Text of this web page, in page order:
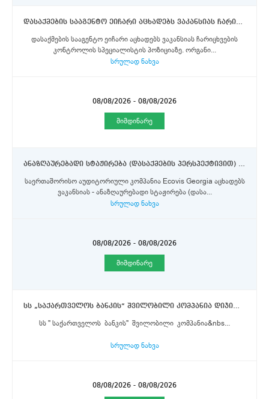
დასაქმების სააგენტო ეიჩარი აცხადებს ვაკანსიას ჩარიცხვების კონტროლის სპეციალისტის პოზიციაზე.
დასაქმების სააგენტო ეიჩარი აცხადებს ვაკანსიას ჩარიცხვების
კონტროლის სპეციალისტის პოზიციაზე. ორგანი...
სრულად ნახვა
08/08/2026 - 08/08/2026
მიმდინარე
ანაზღაურებადი სტაჟირება (დასაქმების პერსპექტივით) საგადასახადო და ბუღალტრული მიმართულებით (კომპანია Ecovis Georgia)
საერთაშორისო აუდიტორიული კომპანია Ecovis Georgia აცხადებს
ვაკანსიას - ანაზღაურებადი სტაჟირება (დასა...
სრულად ნახვა
08/08/2026 - 08/08/2026
მიმდინარე
სს „საქართველოს ბანკის“ შვილობილი კომპანია დიჯითალ არეა აცხადებს ვაკანსიებს თსუ-ის სტუდენტებისათვის
სს " საქართველოს ბანკის" შვილობილი კომპანია&nbs...
სრულად ნახვა
08/08/2026 - 08/08/2026